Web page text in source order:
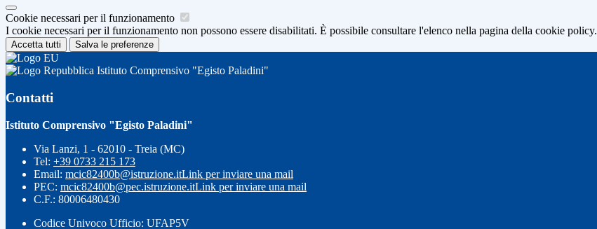
Cookie necessari per il funzionamento
I cookie necessari per il funzionamento non possono essere disabilitati. È possibile consultare l'elenco nella pagina della cookie policy.
Accetta tutti Salva le preferenze
Istituto Comprensivo "Egisto Paladini"
Contatti
Istituto Comprensivo "Egisto Paladini"
Via Lanzi, 1 - 62010 - Treia (MC)
Tel: +39 0733 215 173
Email: mcic82400b@istruzione.itLink per inviare una mail
PEC: mcic82400b@pec.istruzione.itLink per inviare una mail
C.F.: 80006480430
Codice Univoco Ufficio: UFAP5V